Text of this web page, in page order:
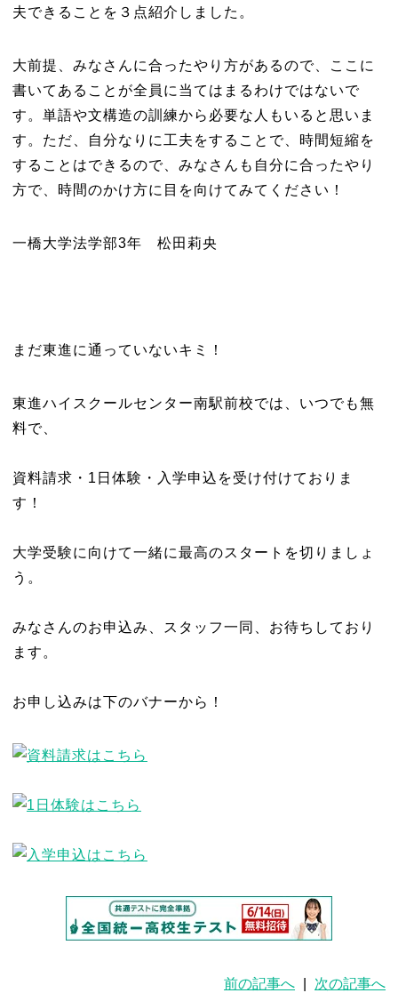
夫できることを３点紹介しました。
大前提、みなさんに合ったやり方があるので、ここに
書いてあることが全員に当てはまるわけではないで
す。単語や文構造の訓練から必要な人もいると思いま
す。ただ、自分なりに工夫をすることで、時間短縮を
することはできるので、みなさんも自分に合ったやり
方で、時間のかけ方に目を向けてみてください！
一橋大学法学部3年 松田莉央
まだ東進に通っていないキミ！
東進ハイスクールセンター南駅前校では、いつでも無
料で、
資料請求・1日体験・入学申込を受け付けておりま
す！
大学受験に向けて一緒に最高のスタートを切りましょ
う。
みなさんのお申込み、スタッフ一同、お待ちしており
ます。
お申し込みは下のバナーから！
前の記事へ 次の記事へ